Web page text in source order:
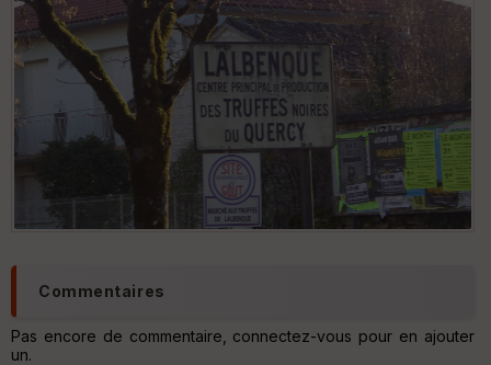
Commentaires
Pas encore de commentaire, connectez-vous pour en ajouter
un.